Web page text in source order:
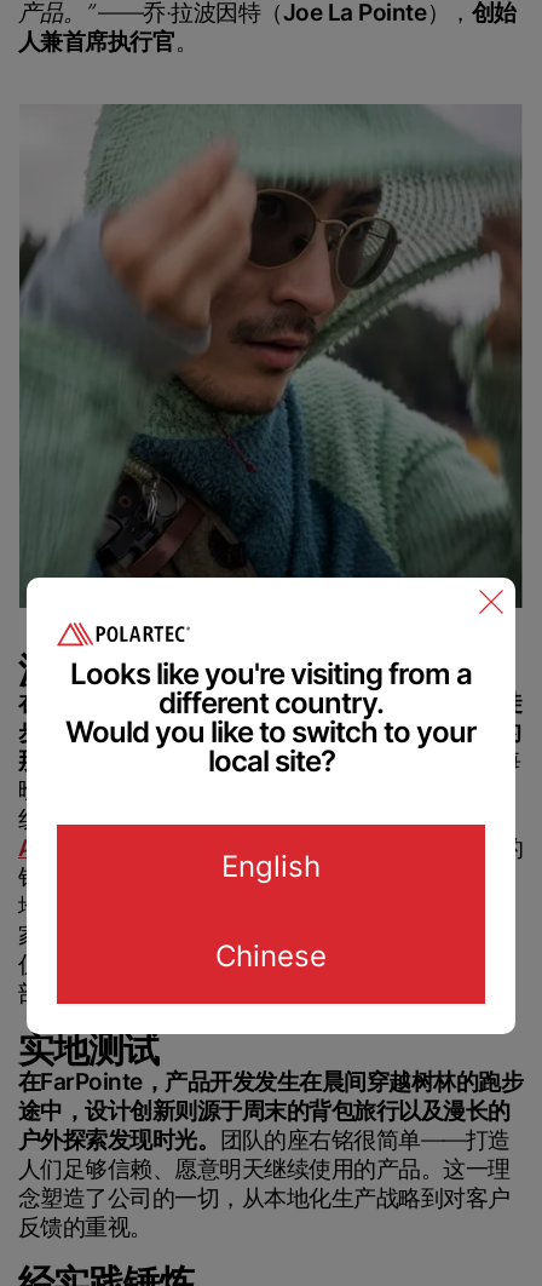
产品。”——乔·拉波因特（Joe La Pointe）， 创始
人兼首席执行官。
源于山径
在完成为期30天、长达500英里的科罗拉多小径
徒
步之旅后，创始人乔·拉波因特一直对旅途中见到的
那种独特面料
念念不忘，并思考它能否取代自己每
晚都戴的那顶200克重的毛线帽。 于是，他自学缝
纫，在自家车库里制作了几顶轻量化Polartec
Alpha
线帽，并将其投放市场。 当首批毛线帽的
销售速度几乎超过了他的生产能力时，他毅然决然
地辞去了餐厅的工作，创立了这家公司。如今，这
家公司已发展成为一家小型制造企业，每一件产品
仍由公司内部完成从设计、裁剪、缝制到成品的全
部工序。
实地测试
在FarPointe，产品开发发生在晨间穿越树林的跑步
途中，设计创新则源于周末的背包旅行以及漫长的
户外探索发现时光。 团队的座右铭很简单——打造
人们足够信赖、愿意明天继续使用的产品。这一理
念塑造了公司的一切，从本地化生产战略到对客户
反馈的重视。
Welcome in.
From Industry insider access to
community updates, stay in the loop with
newsletter
Polartec®Accessibility
Feedback.
We are committed to making our website accessible to all
users.
Please provide feedback on how we can improve.
Looks like you're visiting from a
different country.
Would you like to switch to your
local site?
English
Chinese
Chinese